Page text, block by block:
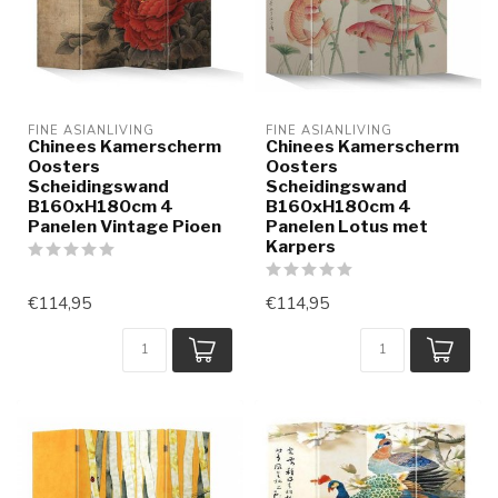
FINE ASIANLIVING
Chinees Kamerscherm
Oosters
Scheidingswand
B160xH180cm 4
Panelen Vintage Pioen
€114,95
FINE ASIANLIVING
Chinees Kamerscherm
Oosters
Scheidingswand
B160xH180cm 4
Panelen Lotus met
Karpers
€114,95